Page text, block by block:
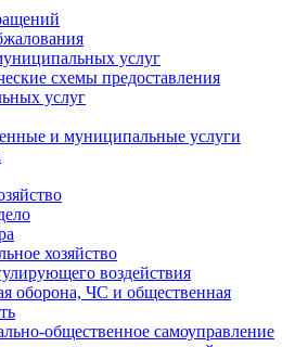
услуг
схемы предоставления
услуг
и муниципальные услуги
хозяйство
воздействия
оборона, ЧС и общественная
общественное самоуправление